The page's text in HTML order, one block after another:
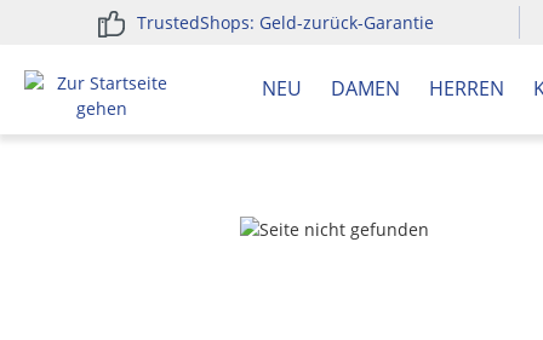
Zur Hauptnavigation springen
TrustedShops: Geld-zurück-Garantie
NEU DAMEN HERREN